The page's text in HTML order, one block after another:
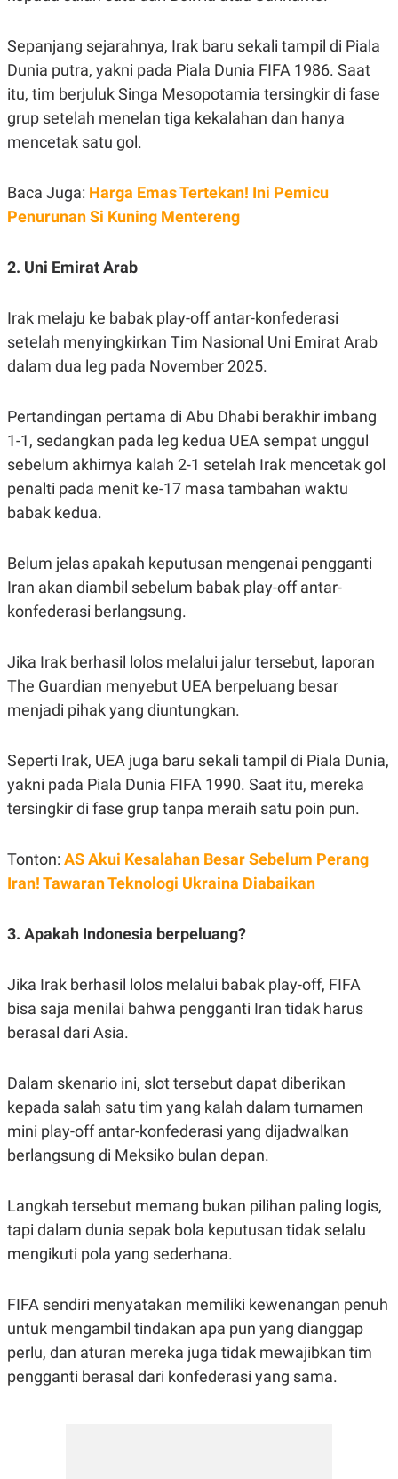
Sepanjang sejarahnya, Irak baru sekali tampil di Piala
Dunia putra, yakni pada Piala Dunia FIFA 1986. Saat
itu, tim berjuluk Singa Mesopotamia tersingkir di fase
grup setelah menelan tiga kekalahan dan hanya
mencetak satu gol.
Baca Juga: Harga Emas Tertekan! Ini Pemicu
Penurunan Si Kuning Mentereng
2. Uni Emirat Arab
Irak melaju ke babak play-off antar-konfederasi
setelah menyingkirkan Tim Nasional Uni Emirat Arab
dalam dua leg pada November 2025.
Pertandingan pertama di Abu Dhabi berakhir imbang
1-1, sedangkan pada leg kedua UEA sempat unggul
sebelum akhirnya kalah 2-1 setelah Irak mencetak gol
penalti pada menit ke-17 masa tambahan waktu
babak kedua.
Belum jelas apakah keputusan mengenai pengganti
Iran akan diambil sebelum babak play-off antar-
konfederasi berlangsung.
Jika Irak berhasil lolos melalui jalur tersebut, laporan
The Guardian menyebut UEA berpeluang besar
menjadi pihak yang diuntungkan.
Seperti Irak, UEA juga baru sekali tampil di Piala Dunia,
yakni pada Piala Dunia FIFA 1990. Saat itu, mereka
tersingkir di fase grup tanpa meraih satu poin pun.
Tonton: AS Akui Kesalahan Besar Sebelum Perang
Iran! Tawaran Teknologi Ukraina Diabaikan
3. Apakah Indonesia berpeluang?
Jika Irak berhasil lolos melalui babak play-off, FIFA
bisa saja menilai bahwa pengganti Iran tidak harus
berasal dari Asia.
Dalam skenario ini, slot tersebut dapat diberikan
kepada salah satu tim yang kalah dalam turnamen
mini play-off antar-konfederasi yang dijadwalkan
berlangsung di Meksiko bulan depan.
Langkah tersebut memang bukan pilihan paling logis,
tapi dalam dunia sepak bola keputusan tidak selalu
mengikuti pola yang sederhana.
FIFA sendiri menyatakan memiliki kewenangan penuh
untuk mengambil tindakan apa pun yang dianggap
perlu, dan aturan mereka juga tidak mewajibkan tim
pengganti berasal dari konfederasi yang sama.